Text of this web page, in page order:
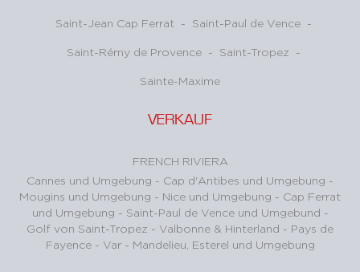
VERKAUF
FRENCH RIVIERA
Cannes und Umgebung - Cap d'Antibes und Umgebung -
Mougins und Umgebung - Nice und Umgebung - Cap Ferrat
und Umgebung - Saint-Paul de Vence und Umgebund -
Golf von Saint-Tropez - Valbonne & Hinterland - Pays de
Fayence - Var - Mandelieu, Esterel und Umgebung
Saint-Jean Cap Ferrat - Saint-Paul de Vence -
Saint-Rémy de Provence - Saint-Tropez -
Sainte-Maxime